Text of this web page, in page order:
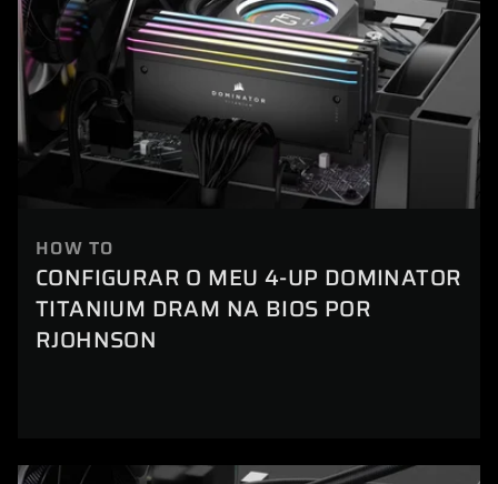
HOW TO
CONFIGURAR O MEU 4-UP DOMINATOR
TITANIUM DRAM NA BIOS POR
RJOHNSON